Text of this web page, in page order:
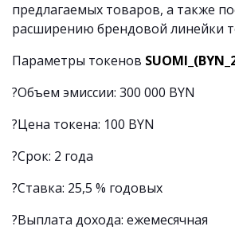
предлагаемых товаров, а также
расширению брендовой линейки
Параметры токенов SUOMI_(BYN
?Объем эмиссии: 300 000 BYN
?Цена токена: 100 BYN
?Срок: 2 года
?Ставка: 25,5 % годовых
?Выплата дохода: ежемесячная